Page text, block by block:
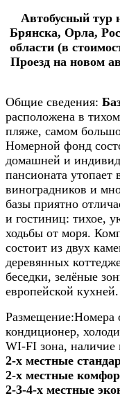
Автобусный
Брянска, Орла,
области (в
Проезд на новом
Общие сведения:
расположена в
пляже, самом
Номерной фонд
домашней и
пансионата
виноградников и
базы приятно
и гостиниц: тихое,
ходьбы от моря.
состоит из двух
деревянных
беседки, зелёные
европейской кухней.
Размещение:Номера
кондиционер,
WI-FI зона, наличие
2-х местные
2-х местные
2-3-4-х местные